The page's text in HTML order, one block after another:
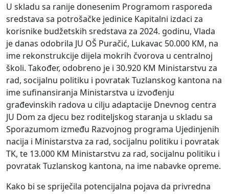
U skladu sa ranije donesenim Programom rasporeda
sredstava sa potrošačke jedinice Kapitalni izdaci za
korisnike budžetskih sredstava za 2024. godinu, Vlada
je danas odobrila JU OŠ Puračić, Lukavac 50.000 KM, na
ime rekonstrukcije dijela mokrih čvorova u centralnoj
školi. Također, odobreno je i 30.920 KM Ministarstvu za
rad, socijalnu politiku i povratak Tuzlanskog kantona na
ime sufinansiranja Ministarstva u izvođenju
građevinskih radova u cilju adaptacije Dnevnog centra
JU Dom za djecu bez roditeljskog staranja u skladu sa
Sporazumom između Razvojnog programa Ujedinjenih
nacija i Ministarstva za rad, socijalnu politiku i povratak
TK, te 13.000 KM Ministarstvu za rad, socijalnu politiku i
povratak Tuzlanskog kantona, na ime nabavke opreme.
Kako bi se spriječila potencijalna pojava da privredna